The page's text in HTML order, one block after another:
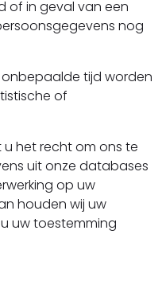
of in geval van een
nog
tijd worden
of
het recht om ons te
uit onze databases
op uw
houden wij uw
uw toestemming